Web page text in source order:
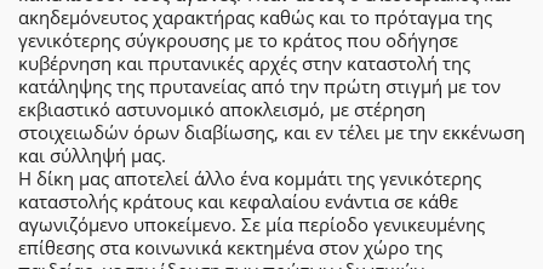
ακηδεμόνευτος χαρακτήρας καθώς και το πρόταγμα της
γενικότερης σύγκρουσης με το κράτος που οδήγησε
κυβέρνηση και πρυτανικές αρχές στην καταστολή της
κατάληψης της πρυτανείας από την πρώτη στιγμή με τον
εκβιαστικό αστυνομικό αποκλεισμό, με στέρηση
στοιχειωδών όρων διαβίωσης, και εν τέλει με την εκκένωση
και σύλληψή μας.
Η δίκη μας αποτελεί άλλο ένα κομμάτι της γενικότερης
καταστολής κράτους και κεφαλαίου ενάντια σε κάθε
αγωνιζόμενο υποκείμενο. Σε μία περίοδο γενικευμένης
επίθεσης στα κοινωνικά κεκτημένα στον χώρο της